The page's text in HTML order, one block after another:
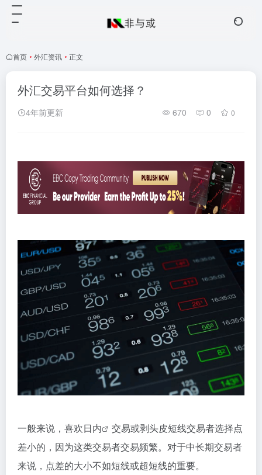
首页 • 外汇资讯 • 正文
外汇交易平台如何选择？
4年前更新 670 0 0
一般来说，喜欢日内
交易或剥头皮短线交易者选择点
差小的，因为这类交易者交易频繁。对于中长期交易者
来说，点差的大小不如短线或超短线的重要。